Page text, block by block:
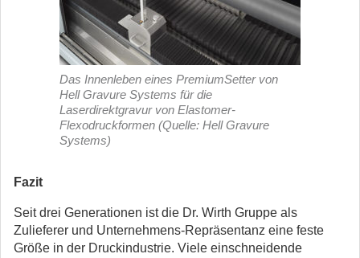
Das Innenleben eines PremiumSetter von
Hell Gravure Systems für die
Laserdirektgravur von Elastomer-
Flexodruckformen (Quelle: Hell Gravure
Systems)
Fazit
Seit drei Generationen ist die Dr. Wirth Gruppe als
Zulieferer und Unternehmens-Repräsentanz eine feste
Größe in der Druckindustrie. Viele einschneidende